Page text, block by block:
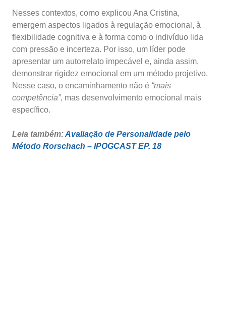
Nesses contextos, como explicou Ana Cristina,
emergem aspectos ligados à regulação emocional, à
flexibilidade cognitiva e à forma como o indivíduo lida
com pressão e incerteza. Por isso, um líder pode
apresentar um autorrelato impecável e, ainda assim,
demonstrar rigidez emocional em um método projetivo.
Nesse caso, o encaminhamento não é “mais
competência”, mas desenvolvimento emocional mais
específico.
Leia também:Avaliação de Personalidade pelo
Método Rorschach – IPOGCAST EP. 18